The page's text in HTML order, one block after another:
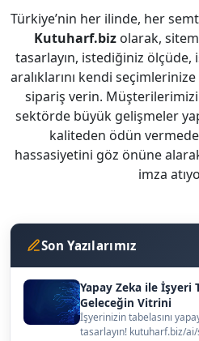
Türkiye’nin her ilinde, her
Kutuharf.biz olarak,
tasarlayın, istediğiniz
aralıklarını kendi seçimlerinize
sipariş verin.
sektörde büyük gelişmeler
kaliteden ödün
hassasiyetini göz önüne
imza
Son Yazılarımız
Yapay Zeka ile İşyeri
Geleceğin Vitrini
İşyerinizin tabelasını
tasarlayın! kutuharf.biz/